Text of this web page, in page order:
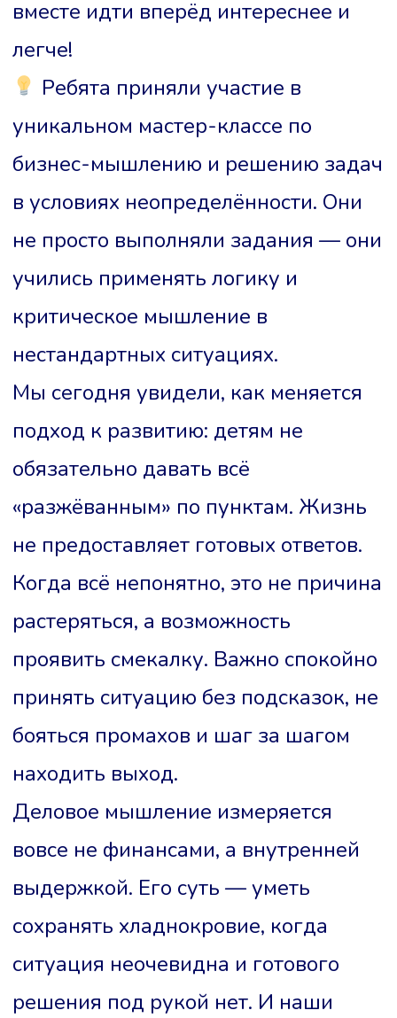
вместе идти вперёд интереснее и
легче!
Ребята приняли участие в
уникальном мастер-классе по
бизнес-мышлению и решению задач
в условиях неопределённости. Они
не просто выполняли задания — они
учились применять логику и
критическое мышление в
нестандартных ситуациях.
Мы сегодня увидели, как меняется
подход к развитию: детям не
обязательно давать всё
«разжёванным» по пунктам. Жизнь
не предоставляет готовых ответов.
Когда всё непонятно, это не причина
растеряться, а возможность
проявить смекалку. Важно спокойно
принять ситуацию без подсказок, не
бояться промахов и шаг за шагом
находить выход.
Деловое мышление измеряется
вовсе не финансами, а внутренней
выдержкой. Его суть — уметь
сохранять хладнокровие, когда
ситуация неочевидна и готового
решения под рукой нет. И наши